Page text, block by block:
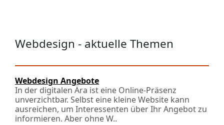
Webdesign - aktuelle Themen
Webdesign Angebote
In der digitalen Ära ist eine Online-Präsenz
unverzichtbar. Selbst eine kleine Website kann
ausreichen, um Interessenten über Ihr Angebot zu
informieren. Aber ohne W..